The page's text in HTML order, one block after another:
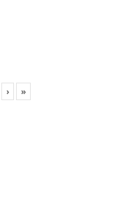
› »